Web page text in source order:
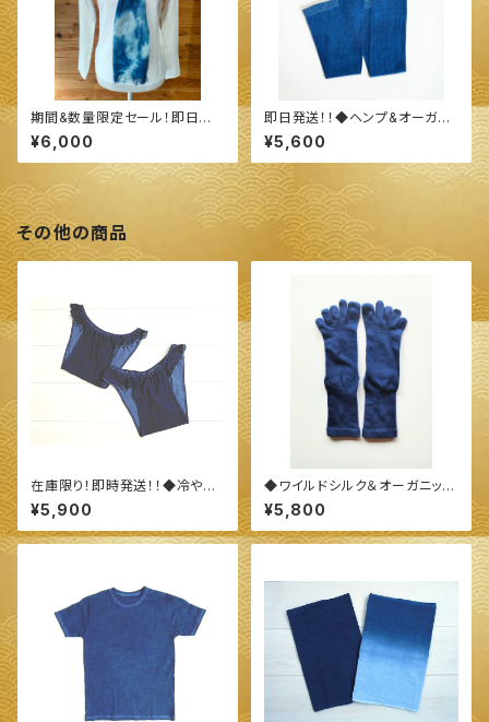
期間&数量限定セール！即日発
送！！◆今治産 タオル地 ストー
ル◆ ～100%オーガニックすく
も使用 醗酵建て伊勢藍染～
¥6,000
即日発送！！◆ヘンプ&オーガニ
ックコットン 指穴ありロングア
ームカバー◆ ～100%オーガニ
ックすくも使用 醗酵建て伊勢藍
染～
¥5,600
その他の商品
在庫限り！即時発送！！◆冷やさ
ない！締め付けない！！ふんどしよ
りも楽々！シルク＆ウール羽衣シ
ョーツ◆ ～100%オーガニック
¥5,900
◆ワイルドシルク＆オーガニック
コットン踵有り５本指靴下(サイ
ズ大きめ丈長タイプ)◆ ～100%
オーガニックすくも使用 醗酵建
¥5,800